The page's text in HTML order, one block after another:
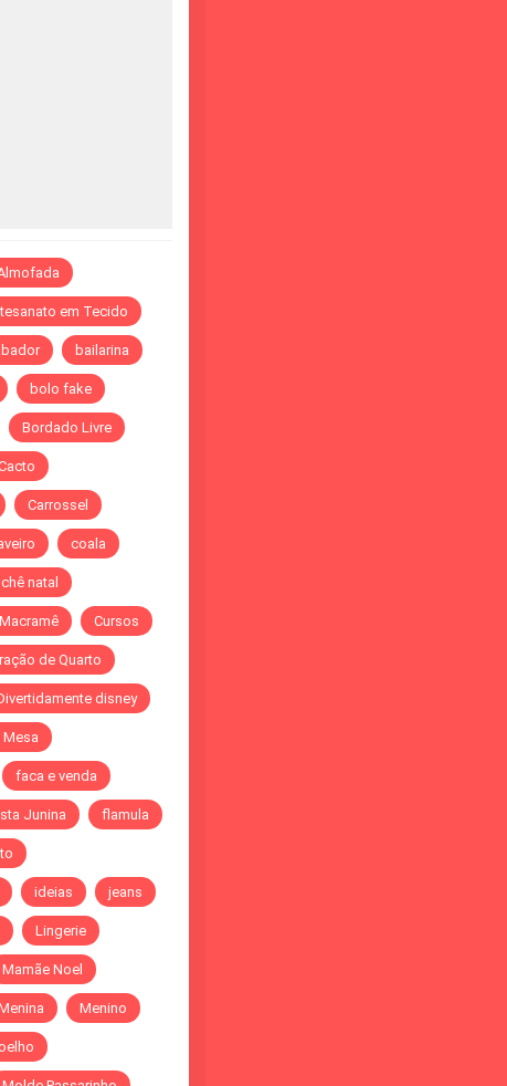
em Tecido
bailarina
bolo fake
Bordado Livre
Carrossel
coala
natal
Cursos
de Quarto
disney
Mesa
faca e venda
Junina flamula
ideias jeans
Lingerie
Mamãe Noel
Menino